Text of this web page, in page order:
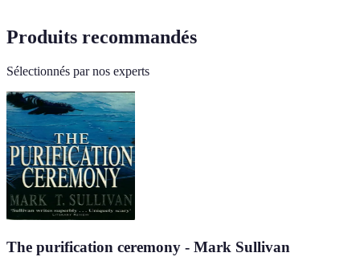
Produits recommandés
Sélectionnés par nos experts
The purification ceremony - Mark Sullivan